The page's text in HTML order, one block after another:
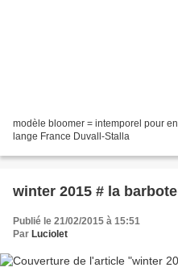
modèle bloomer = intemporel pour
lange France Duvall-Stalla
winter 2015 # la
Publié le 21/02/2015 à 15:51
Par Luciolet